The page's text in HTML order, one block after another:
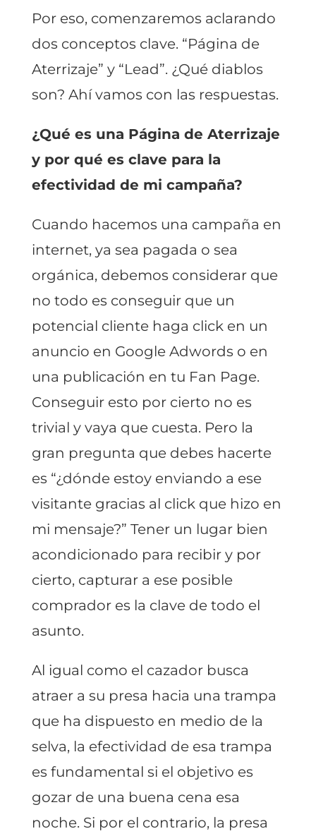
Por eso, comenzaremos aclarando
dos conceptos clave. “Página de
Aterrizaje” y “Lead”. ¿Qué diablos
son? Ahí vamos con las respuestas.
¿Qué es una Página de Aterrizaje
y por qué es clave para la
efectividad de mi campaña?
Cuando hacemos una campaña en
internet, ya sea pagada o sea
orgánica, debemos considerar que
no todo es conseguir que un
potencial cliente haga click en un
anuncio en Google Adwords o en
una publicación en tu Fan Page.
Conseguir esto por cierto no es
trivial y vaya que cuesta. Pero la
gran pregunta que debes hacerte
es “¿dónde estoy enviando a ese
visitante gracias al click que hizo en
mi mensaje?” Tener un lugar bien
acondicionado para recibir y por
cierto, capturar a ese posible
comprador es la clave de todo el
asunto.
Al igual como el cazador busca
atraer a su presa hacia una trampa
que ha dispuesto en medio de la
selva, la efectividad de esa trampa
es fundamental si el objetivo es
gozar de una buena cena esa
noche. Si por el contrario, la presa